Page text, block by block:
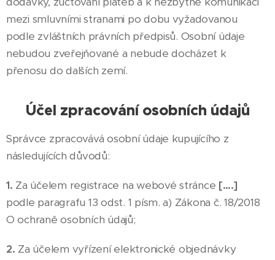
mezi smluvními stranami po dobu vyžadovanou
podle zvláštních právních předpisů. Osobní údaje
nebudou zveřejňované a nebude docházet k
přenosu do dalších zemí.
Účel zpracování osobních údajů
Správce zpracovává osobní údaje kupujícího z
následujících důvodů:
1. Za účelem registrace na webové stránce [….]
podle paragrafu 13 odst. 1 písm. a) Zákona č. 18/2018
O ochraně osobních údajů;
2. Za účelem vyřízení elektronické objednávky